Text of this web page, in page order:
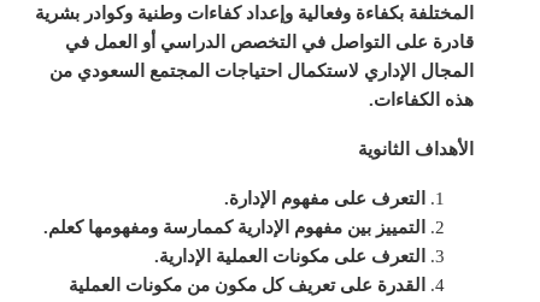
المختلفة بكفاءة وفعالية وإعداد كفاءات وطنية وكوادر بشرية
قادرة على التواصل في التخصص الدراسي أو العمل في
المجال الإداري لاستكمال احتياجات المجتمع السعودي من
هذه الكفاءات.
الأهداف الثانوية
التعرف على مفهوم الإدارة.
التمييز بين مفهوم الإدارية كممارسة ومفهومها كعلم.
التعرف على مكونات العملية الإدارية.
القدرة على تعريف كل مكون من مكونات العملية